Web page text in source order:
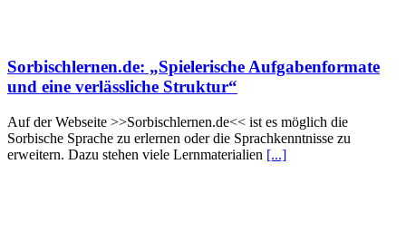
Sorbischlernen.de: „Spielerische Aufgabenformate
und eine verlässliche Struktur“
Auf der Webseite >>Sorbischlernen.de<< ist es möglich die
Sorbische Sprache zu erlernen oder die Sprachkenntnisse zu
erweitern. Dazu stehen viele Lernmaterialien [...]